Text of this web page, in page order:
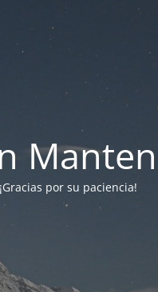
por su paciencia!